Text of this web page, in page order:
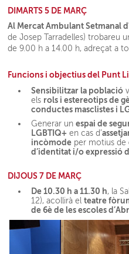
DIMARTS 5 DE MARÇ
Al Mercat Ambulant Setmanal
de Josep Tarradelles) trobareu
de 9.00 h a 14.00 h, adreçat a
Funcions i objectius del Punt
Sensibilitzar la població
els rols i estereotips de
conductes masclistes i
Generar unespai de
LGBTIQ+ en cas d’
incòmode per motius de
d’identitat i/o expressió
DIJOUS 7 DE MARÇ
De 10.30 h a 11.30 h, la
12), acollirà elteatre
de 6è de les escoles